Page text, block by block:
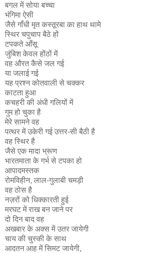
बगल में सोया बच्चा
भंगिमा ऐसी
जैसे गाँधी मृत कस्तूरबा का हाथ थामे
स्थिर चपुचाप बैठे हों
टपकते आँसू
जुंबिश केवल होंठों में
वह औरत कैसे जल गई
या जलाई गई
यह प्रश्न कोतवाली से चक्कर
काटता हुआ
कचहरी की अंधी गलियों में
गुम हो चुका है
मेरे सामने वह
पत्थर में उकेरी गई उत्तर-सी बैठी है
वह स्थिर है
जैसे एक मादा भ्रूण
भारतमाता के गर्भ से टपका हो
आपादमस्तक
रोमविहीन, लाल-गुलाबी चमड़ी
वह ठोस है
नज़रों को धिक्कारती हुई
मरघट में राख बन जाने पर
दो दिन बाद वह
अखबार के अक्स में उतर जायेगी
चाय की चुस्की के साथ
आदतन आह में सिमट जायेगी,